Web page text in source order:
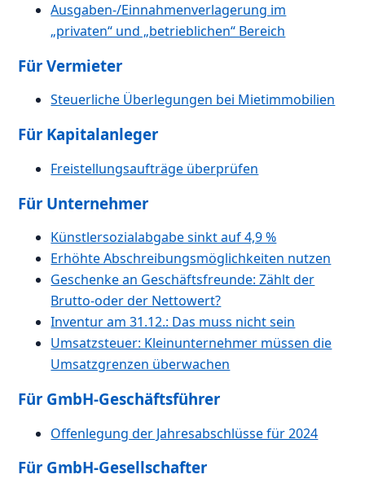
Ausgaben-/Einnahmenverlagerung im
„privaten“ und „betrieblichen“ Bereich
Für Vermieter
Steuerliche Überlegungen bei Mietimmobilien
Für Kapitalanleger
Freistellungsaufträge überprüfen
Für Unternehmer
Künstlersozialabgabe sinkt auf 4,9 %
Erhöhte Abschreibungsmöglichkeiten nutzen
Geschenke an Geschäftsfreunde: Zählt der
Brutto-oder der Nettowert?
Inventur am 31.12.: Das muss nicht sein
Umsatzsteuer: Kleinunternehmer müssen die
Umsatzgrenzen überwachen
Für GmbH-Geschäftsführer
Offenlegung der Jahresabschlüsse für 2024
Für GmbH-Gesellschafter